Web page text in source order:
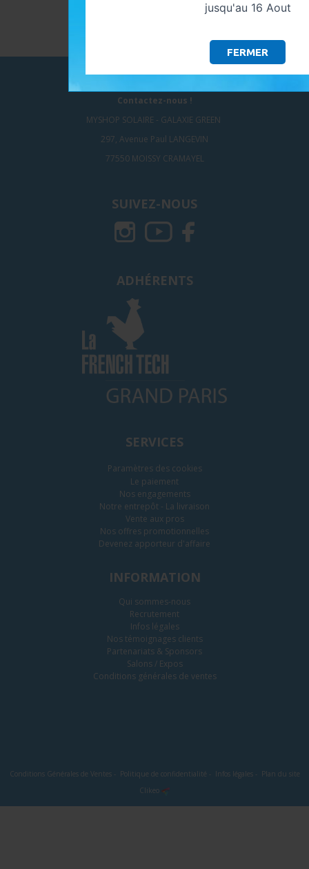
NOUS CONTACTER
Contactez-nous !
MYSHOP SOLAIRE - GALAXIE GREEN
297, Avenue Paul LANGEVIN
77550 MOISSY CRAMAYEL
SUIVEZ-NOUS
ADHÉRENTS
SERVICES
Paramètres des cookies
Le paiement
Nos engagements
Notre entrepôt - La livraison
Vente aux pros
Nos offres promotionnelles
Devenez apporteur d'affaire
INFORMATION
Qui sommes-nous
Recrutement
Infos légales
Nos témoignages clients
Partenariats & Sponsors
Salons / Expos
Conditions générales de ventes
Conditions Générales de Ventes- Politique de confidentialité - Infos légales- Plan du site
Clikeo
jusqu'au 16 Aout
FERMER